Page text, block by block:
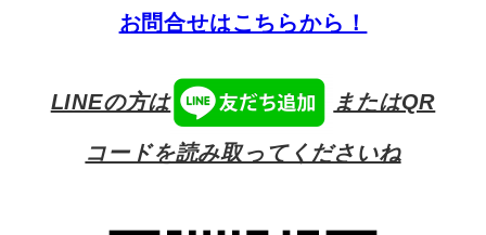
お問合せはこちらから！
LINEの方は またはQR
コードを読み取ってくださいね